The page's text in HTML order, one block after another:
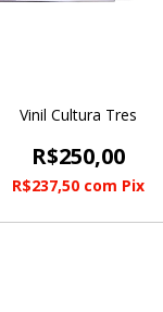
Vinil Cultura Tres
R$250,00
R$237,50 com Pix